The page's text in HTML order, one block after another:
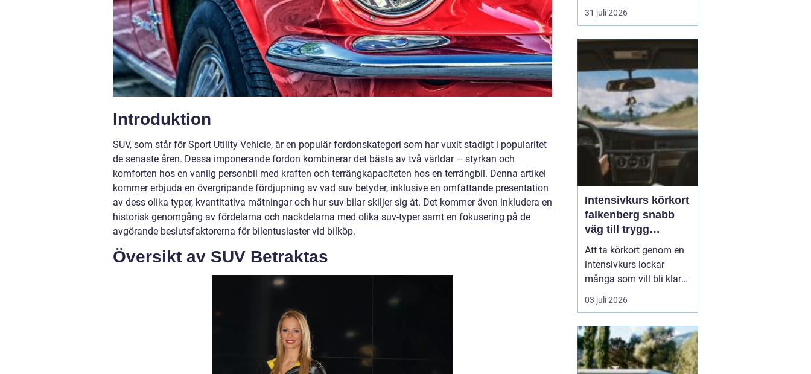
Introduktion
SUV, som står för Sport Utility Vehicle, är en populär fordonskategori som har vuxit stadigt i popularitet
de senaste åren. Dessa imponerande fordon kombinerar det bästa av två världar – styrkan och
komforten hos en vanlig personbil med kraften och terrängkapaciteten hos en terrängbil. Denna artikel
kommer erbjuda en övergripande fördjupning av vad suv betyder, inklusive en omfattande presentation
av dess olika typer, kvantitativa mätningar och hur suv-bilar skiljer sig åt. Det kommer även inkludera en
historisk genomgång av fördelarna och nackdelarna med olika suv-typer samt en fokusering på de
avgörande beslutsfaktorerna för bilentusiaster vid bilköp.
Översikt av SUV Betraktas
För många båtägare är
verkstaden en trygghet
en problemfri säsong på
vattnet och oväntade
haverier mitt i
högsomm...
31 juli 2026
Intensivkurs körkort
falkenberg snabb
väg till trygg
körning
Att ta körkort genom en
intensivkurs lockar
många som vill bli klara
snabbt utan att tumma
på kvaliteten. För den
Falkenberg kan en
välplanerad
intensivutbildning
03 juli 2026